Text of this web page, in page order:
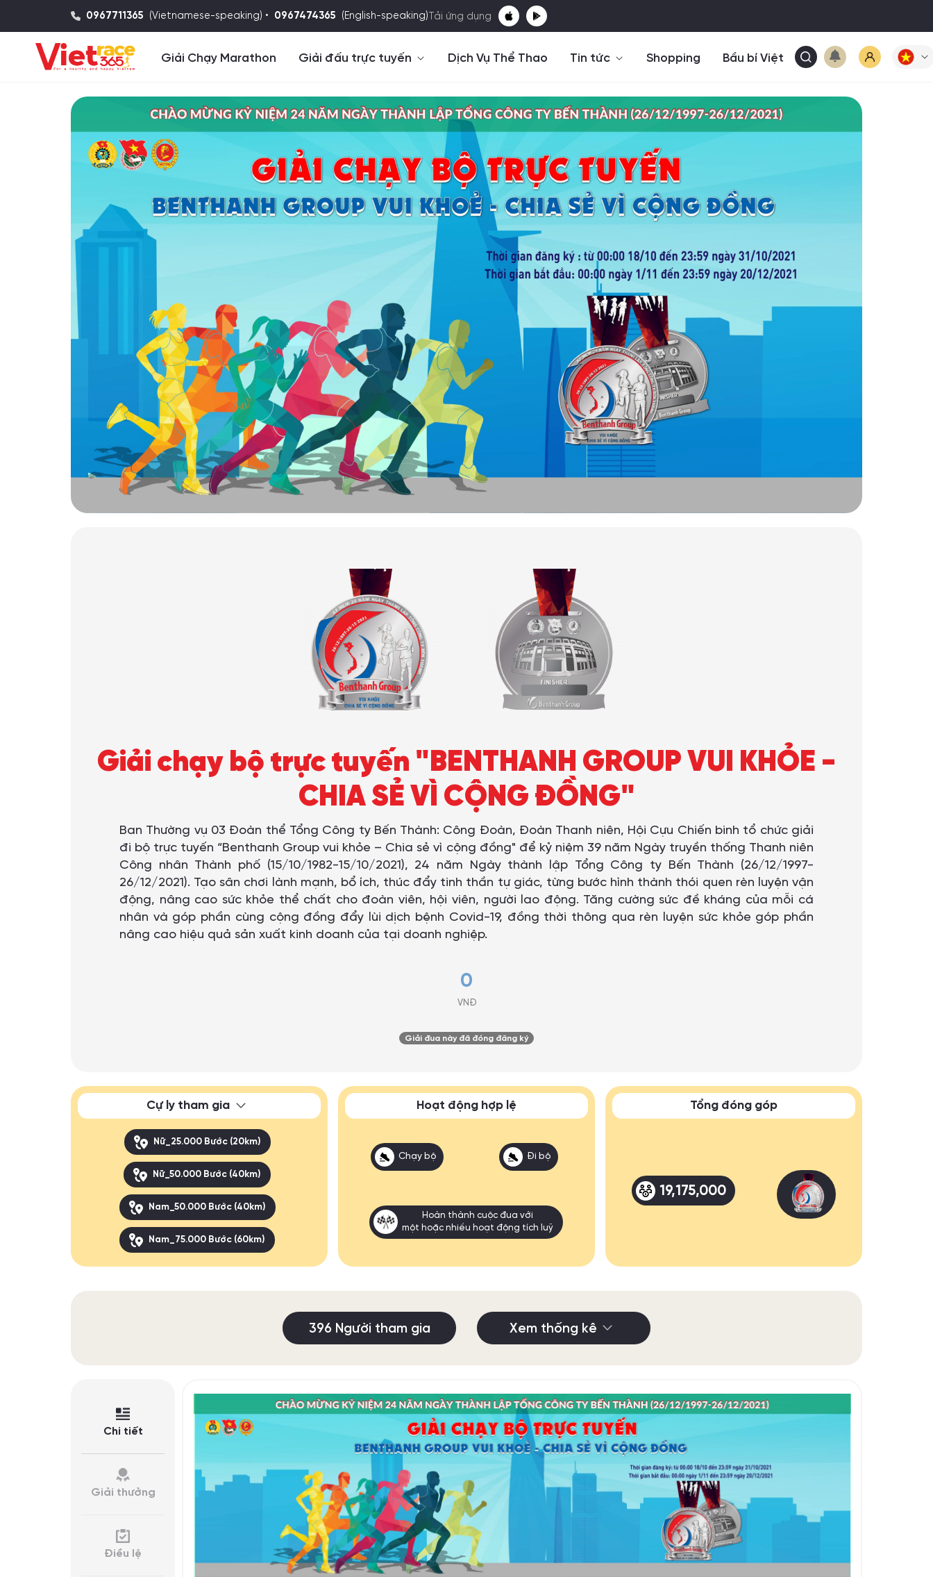
0967711365 (Vietnamese-speaking) • 0967474365 (English-speaking) Tải ứng dụng
Giải Chạy Marathon Giải đấu trực tuyến Dịch Vụ Thể Thao Tin tức Shopping Bầu bí Việt
Giải chạy bộ trực tuyến "BENTHANH GROUP VUI KHỎE -
CHIA SẺ VÌ CỘNG ĐỒNG"
Ban Thường vụ 03 Đoàn thể Tổng Công ty Bến Thành: Công Đoàn, Đoàn Thanh niên, Hội Cựu Chiến binh tổ chức giải
đi bộ trực tuyến “Benthanh Group vui khỏe – Chia sẻ vì cộng đồng" để kỷ niệm 39 năm Ngày truyền thống Thanh niên
Công nhân Thành phố (15/10/1982-15/10/2021), 24 năm Ngày thành lập Tổng Công ty Bến Thành (26/12/1997-
26/12/2021). Tạo sân chơi lành mạnh, bổ ích, thúc đẩy tinh thần tự giác, từng bước hình thành thói quen rèn luyện vận
động, nâng cao sức khỏe thể chất cho đoàn viên, hội viên, người lao động. Tăng cường sức đề kháng của mỗi cá
nhân và góp phần cùng cộng đồng đẩy lùi dịch bệnh Covid-19, đồng thời thông qua rèn luyện sức khỏe góp phần
nâng cao hiệu quả sản xuất kinh doanh của tại doanh nghiệp.
0
VNĐ
Giải đua này đã đóng đăng ký
Cự ly tham gia
Nữ_25.000 Bước (20km)
Nữ_50.000 Bước (40km)
Nam_50.000 Bước (40km)
Nam_75.000 Bước (60km)
Hoạt động hợp lệ
Chạy bộ Đi bộ
Hoàn thành cuộc đua với
một hoặc nhiều hoạt động tích luỹ
Tổng đóng góp
19,175,000
396 Người tham gia Xem thống kê
Chi tiết
Giải thưởng
Điều lệ